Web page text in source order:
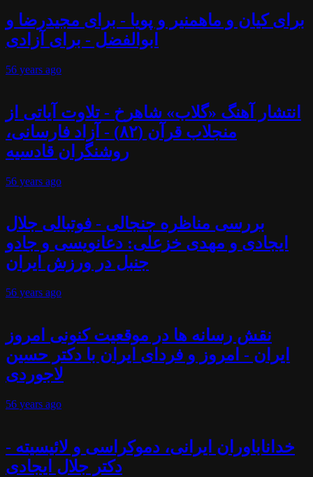
برای کیان و ماهمنیر و پویا - برای مجیدرضا و
ابوالفضل - برای آزادی
56 years ago
انتشار آهنگ «گلاب» شاهرخ - تلاوت آیاتی از
منجلاب قرآن (۸۲) - آزاد فارسانی،
روشنگران قادسیه
56 years ago
بررسی مناظره جنجالی - فوتبالی جلال
ایجادی و مهدی خزعلی: دعانویسی و جادو
جنبل در ورزش ایران
56 years ago
نقش رسانه ها در موقعیت کنونی امروز
ایران - امروز و فردای ایران با دکتر حسین
لاجوردی
56 years ago
خداناباوران ایرانی، دموکراسی و لائیسیته -
دکتر جلال ایجادی